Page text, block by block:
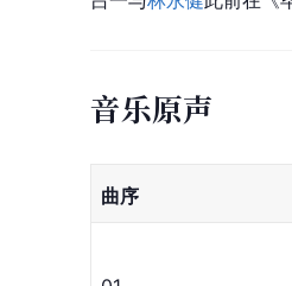
音乐原声
曲序